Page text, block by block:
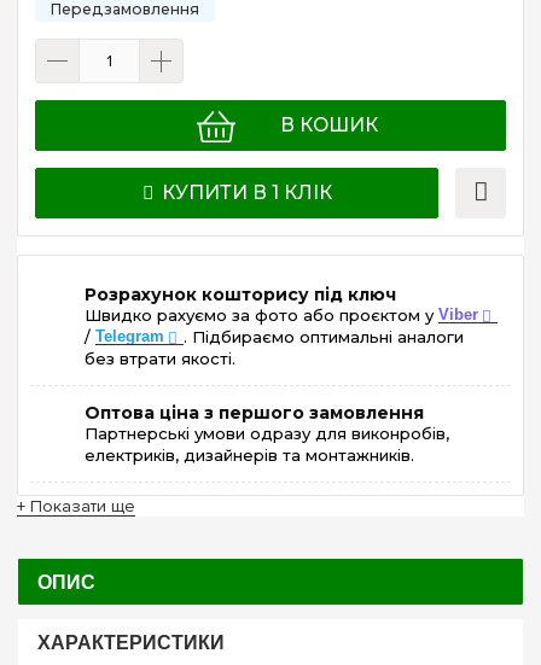
В КОШИК
КУПИТИ В 1 КЛІК
Розрахунок кошторису під ключ
Швидко рахуємо за фото або проєктом у Viber
/ Telegram
. Підбираємо оптимальні аналоги
без втрати якості.
Оптова ціна з першого замовлення
Партнерські умови одразу для виконробів,
електриків, дизайнерів та монтажників.
+ Показати ще
ОПИС
ХАРАКТЕРИСТИКИ